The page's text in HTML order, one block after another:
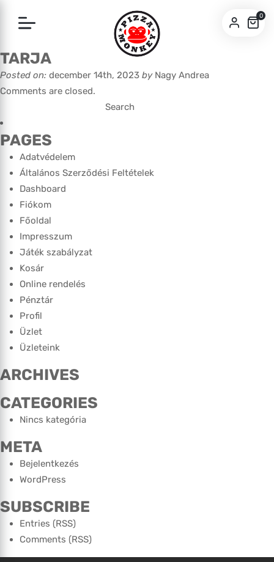
0
TARJA
Posted on: december 14th, 2023 byNagy Andrea
Comments are closed.
for:
PAGES
Adatvédelem
Általános Szerződési Feltételek
Dashboard
Fiókom
Főoldal
Impresszum
Játék szabályzat
Kosár
Online rendelés
Pénztár
Profil
Üzlet
Üzleteink
ARCHIVES
CATEGORIES
Nincs kategória
META
Bejelentkezés
WordPress
SUBSCRIBE
Entries (RSS)
Comments (RSS)